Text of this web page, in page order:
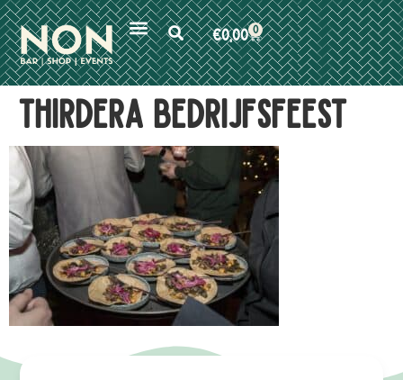
€0,00 0
ThirdEra bedrijfsfeest